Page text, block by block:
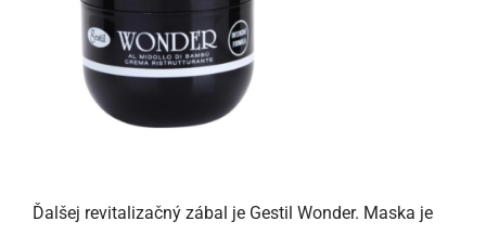
Ďalšej revitalizačný zábal je Gestil Wonder. Maska je